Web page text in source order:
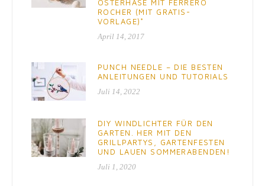
OSTERHASE MIT FERRERO
ROCHER (MIT GRATIS-
VORLAGE)*
April 14, 2017
PUNCH NEEDLE – DIE BESTEN
ANLEITUNGEN UND TUTORIALS
Juli 14, 2022
DIY WINDLICHTER FÜR DEN
GARTEN. HER MIT DEN
GRILLPARTYS, GARTENFESTEN
UND LAUEN SOMMERABENDEN!
Juli 1, 2020